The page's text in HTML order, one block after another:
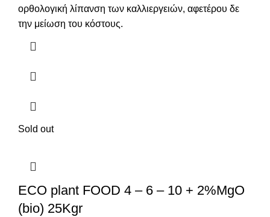
ορθολογική λίπανση των καλλιεργειών, αφετέρου δε
την μείωση του κόστους.
Sold out
ECO plant FOOD 4 – 6 – 10 + 2%MgO
(bio) 25Kgr